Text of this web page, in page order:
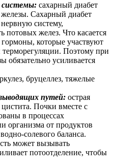
системы: сахарный диабет
Сахарный диабет
систему,
потовых желез. Что касается
которые участвуют
Поэтому при
обязательно усиливается
бруцеллез, тяжелые
путей: острая
Почки вместе с
в процессах
организма от продуктов
солевого баланса.
может вызывать
потоотделение, чтобы